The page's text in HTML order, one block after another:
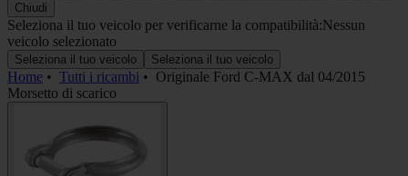
Chiudi
Seleziona il tuo veicolo per verificarne la compatibilità:Nessun
veicolo selezionato
Seleziona il tuo veicolo Seleziona il tuo veicolo
Home • Tutti i ricambi • Originale Ford C-MAX dal 04/2015
Morsetto di scarico